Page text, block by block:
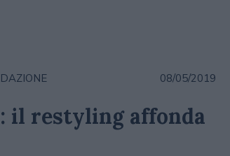
08/05/2019
il restyling affonda